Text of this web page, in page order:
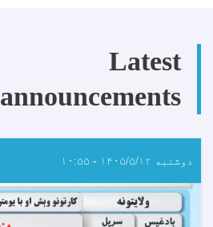
Latest
announcements
دوشنبه ۱۴۰۵/۵/۱۲ - ۱۰:۵۵